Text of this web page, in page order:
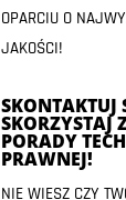
OPARCIU O
JAKOŚCI!
SKONTAKTUJ
SKORZYSTAJ
PORADY
PRAWNEJ!
NIE WIESZ CZY